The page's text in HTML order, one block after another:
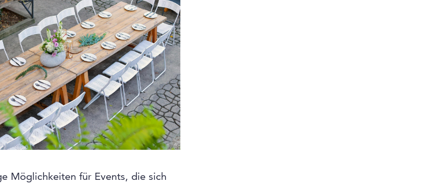
Möglichkeiten für Events, die sich